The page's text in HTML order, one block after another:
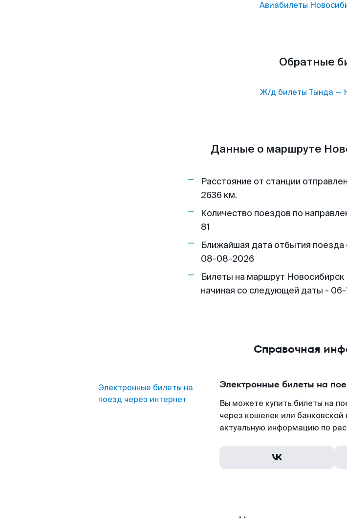
Авиабилеты
Обратные
Ж/д билеты Тында —
Данные о маршруте
Расстояние от станции
2636 км.
Количество поездов по
81
Ближайшая дата отбытия поезда
08-08-2026
Билеты на маршрут
начиная со следующей даты - 06-
Справочная
Электронные билеты на
поезд через интернет
Электронные билеты на
Вы можете купить билеты на
через кошелек или
актуальную информацию по